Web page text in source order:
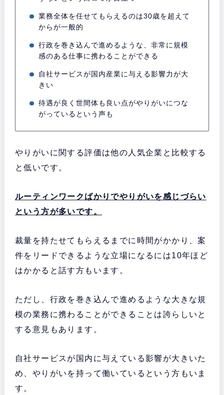
業務全体を任せてもらえるのは30歳を超えて
からが一般的
行政を巻き込んで進めるような、非常に規模
感のある仕事に携わることができる
自社サービスが国内産業に与える影響力が大
きい
待遇が良く世間体も良い点がやりがいにつな
がっているという声も
やりがいに関する評価は他の人気企業と比較する
と低いです。
ルーティンワークばかりでやりがいを感じづらい
という方が多いです。
裁量を持たせてもらえるまでに時間がかかり、案
件をリードできるような立場になるには10年ほど
はかかると話す方もいます。
ただし、行政を巻き込んで進めるような大きな規
模の業務に携わることができることは誇らしいと
する意見もあります。
自社サービスが国内に与えている影響が大きいた
め、やりがいを持って働いているという方もいま
す。